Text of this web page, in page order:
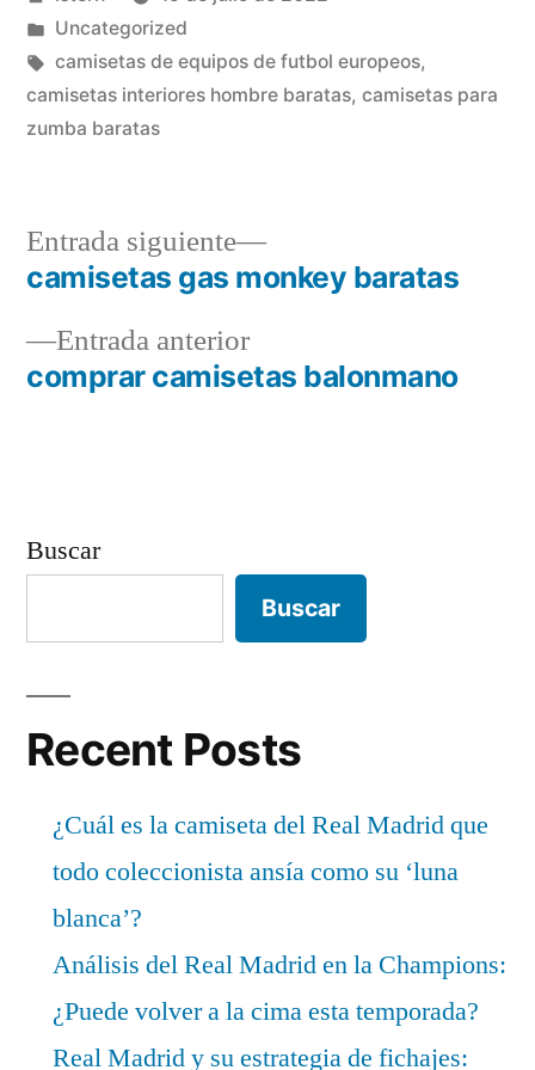
por
Publicado
en
Uncategorized
Etiquetas:
camisetas de equipos de futbol europeos,
camisetas interiores hombre baratas, camisetas para
zumba baratas
Navegación
de
entradas
Entrada anteriorEntrada
anterior:
comprar camisetas balonmano
Entrada siguiente
Entrada
siguiente:
camisetas gas monkey baratas
Buscar
Buscar
Recent Posts
¿Cuál es la camiseta del Real Madrid que
todo coleccionista ansía como su ‘luna
blanca’?
Análisis del Real Madrid en la Champions:
¿Puede volver a la cima esta temporada?
Real Madrid y su estrategia de fichajes: